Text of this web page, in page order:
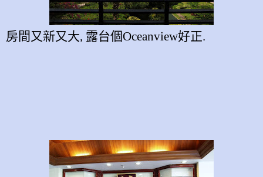
房間又新又大, 露台個Oceanview好正.